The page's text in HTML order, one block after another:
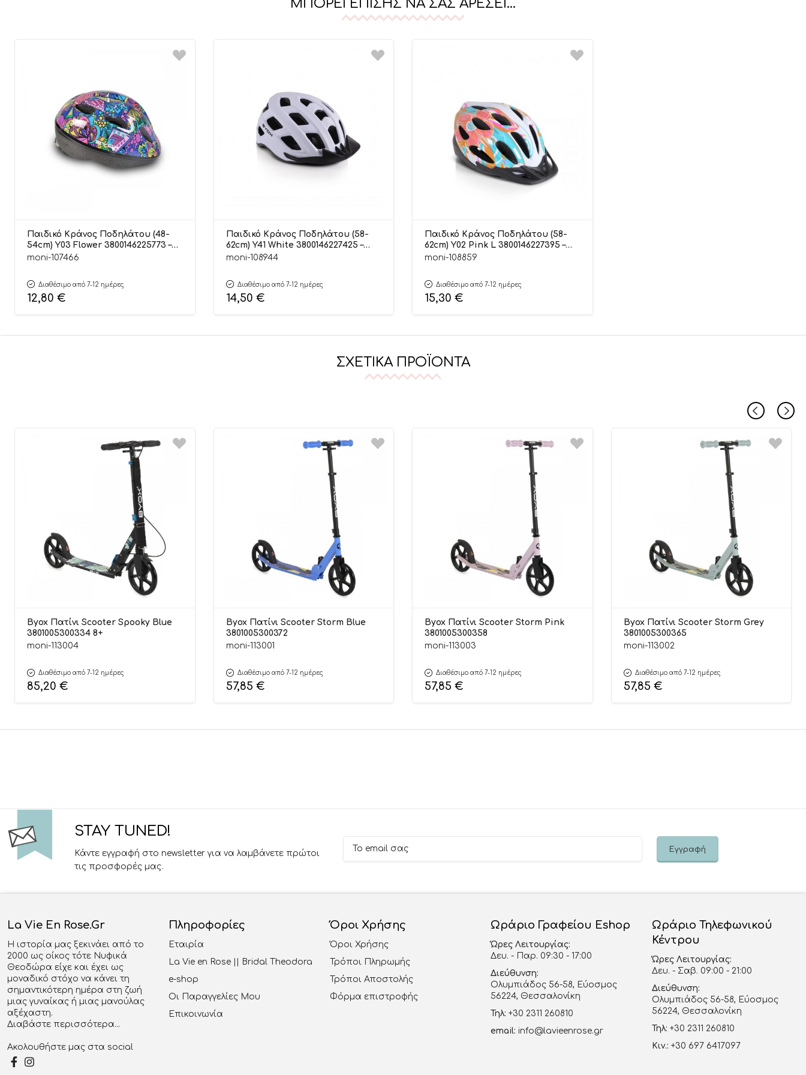
ΜΠΟΡΕΊ ΕΠΊΣΗΣ ΝΑ ΣΑΣ ΑΡΈΣΕΙ…
Παιδικό Κράνος Ποδηλάτου (48-
54cm) Y03 Flower 3800146225773 –
Byox
moni-107466
Διαθέσιμο από 7-12 ημέρες
12,80 €
Παιδικό Κράνος Ποδηλάτου (58-
62cm) Y41 White 3800146227425 –
Byox
moni-108944
Διαθέσιμο από 7-12 ημέρες
14,50 €
Παιδικό Κράνος Ποδηλάτου (58-
62cm) Y02 Pink L 3800146227395 –
Byox
moni-108859
Διαθέσιμο από 7-12 ημέρες
15,30 €
ΣΧΕΤΙΚΆ ΠΡΟΪΌΝΤΑ
Byox Πατίνι Scooter Spooky Blue
3801005300334 8+
moni-113004
Διαθέσιμο από 7-12 ημέρες
85,20 €
Byox Πατίνι Scooter Storm Blue
3801005300372
moni-113001
Διαθέσιμο από 7-12 ημέρες
57,85 €
Byox Πατίνι Scooter Storm Pink
3801005300358
moni-113003
Διαθέσιμο από 7-12 ημέρες
57,85 €
Byox Πατίνι Scooter Storm Grey
3801005300365
moni-113002
Διαθέσιμο από 7-12 ημέρες
57,85 €
STAY TUNED!
Κάντε εγγραφή στο newsletter για να λαμβάνετε πρώτοι
τις προσφορές μας.
La Vie En Rose.gr
Η ιστορία μας ξεκινάει από το
2000 ως οίκος τότε Νυφικά
Θεοδώρα είχε και έχει ως
μοναδικό στόχο να κάνει τη
σημαντικότερη ημέρα στη ζωή
μιας γυναίκας ή μιας μανούλας
αξέχαστη.
Διαβάστε περισσότερα...
Ακολουθήστε μας στα social
Πληροφορίες
Εταιρία
La Vie en Rose || Bridal Theodora
e-shop
Οι Παραγγελίες Μου
Επικοινωνία
Όροι Χρήσης
Όροι Χρήσης
Τρόποι Πληρωμής
Τρόποι Αποστολής
Φόρμα επιστροφής
Ωράριο Γραφείου Eshop
Ώρες Λειτουργίας:
Δευ. - Παρ. 09:30 - 17:00
Διεύθυνση:
Ολυμπιάδος 56-58, Εύοσμος
56224, Θεσσαλονίκη
Τηλ: +30 2311 260810
email: info@lavieenrose.gr
Ωράριο Τηλεφωνικού
Κέντρου
Ώρες Λειτουργίας:
Δευ. - Σαβ. 09:00 - 21:00
Διεύθυνση:
Ολυμπιάδος 56-58, Εύοσμος
56224, Θεσσαλονίκη
Τηλ: +30 2311 260810
Κιν.: +30 697 6417097